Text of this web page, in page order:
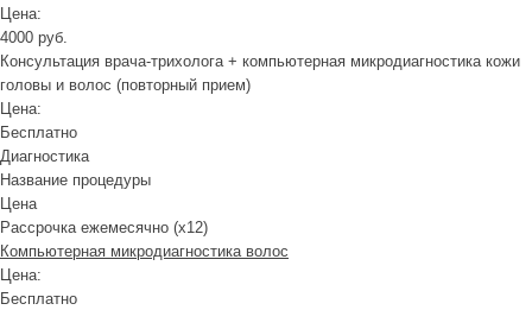
Цена:
4000 руб.
Консультация врача-трихолога + компьютерная микродиагностика кожи
головы и волос (повторный прием)
Цена:
Бесплатно
Диагностика
Название процедуры
Цена
Рассрочка ежемесячно (x12)
Компьютерная микродиагностика волос
Цена:
Бесплатно